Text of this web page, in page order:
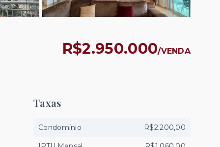
R$2.950.000/VENDA
Taxas
Condomínio R$2.200,00